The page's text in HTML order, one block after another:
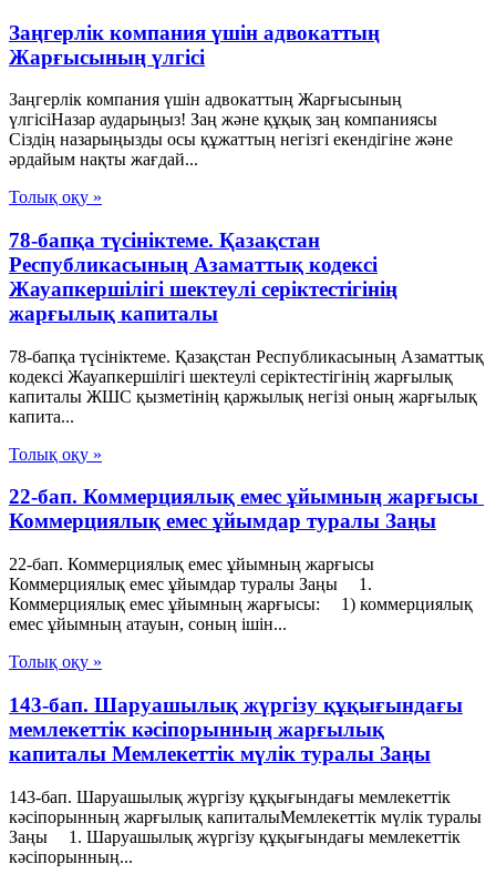
Заңгерлік компания үшін адвокаттың
Жарғысының үлгісі
Заңгерлік компания үшін адвокаттың Жарғысының
үлгісіНазар аударыңыз! Заң және құқық заң компаниясы
Сіздің назарыңызды осы құжаттың негізгі екендігіне және
әрдайым нақты жағдай...
Толық оқу »
78-бапқа түсініктеме. Қазақстан
Республикасының Азаматтық кодексі
Жауапкершілігі шектеулі серіктестігінің
жарғылық капиталы
78-бапқа түсініктеме. Қазақстан Республикасының Азаматтық
кодексі Жауапкершілігі шектеулі серіктестігінің жарғылық
капиталы ЖШС қызметінің қаржылық негізі оның жарғылық
капита...
Толық оқу »
22-бап. Коммерциялық емес ұйымның жарғысы
Коммерциялық емес ұйымдар туралы Заңы
22-бап. Коммерциялық емес ұйымның жарғысы
Коммерциялық емес ұйымдар туралы Заңы 1.
Коммерциялық емес ұйымның жарғысы: 1) коммерциялық
емес ұйымның атауын, соның iшiн...
Толық оқу »
143-бап. Шаруашылық жүргізу құқығындағы
мемлекеттік кәсiпорынның жарғылық
капиталы Мемлекеттік мүлік туралы Заңы
143-бап. Шаруашылық жүргізу құқығындағы мемлекеттік
кәсiпорынның жарғылық капиталыМемлекеттік мүлік туралы
Заңы 1. Шаруашылық жүргізу құқығындағы мемлекеттік
кәсiпорынның...